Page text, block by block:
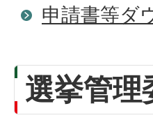
申請書等ダ
選挙管理